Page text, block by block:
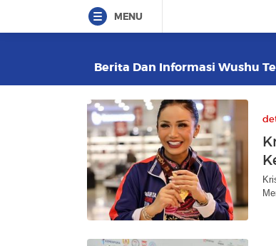
MENU
Berita Dan Informasi Wushu